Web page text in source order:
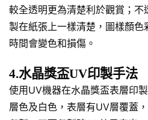
較全透明更為清楚利於觀賞；
製在紙張上一樣清楚，圖樣顏
時間會變色和損傷。
4.水晶獎盃UV印製手法
使用UV機器在水晶獎盃表層印
層色及白色，表層有UV層覆蓋